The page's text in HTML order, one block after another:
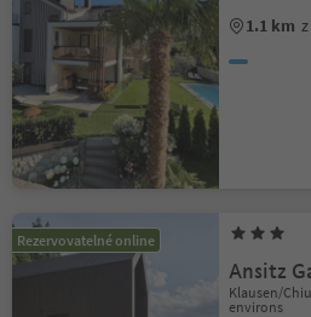
1.1 km
Rezervovatelné online
Ansitz
Klausen/
environs